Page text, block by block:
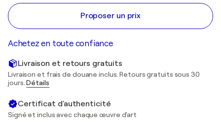
Proposer un prix
Achetez en toute confiance
Livraison et retours gratuits
Livraison et frais de douane inclus. Retours gratuits sous 30
jours.Détails
Certificat d'authenticité
Signé et inclus avec chaque œuvre d'art